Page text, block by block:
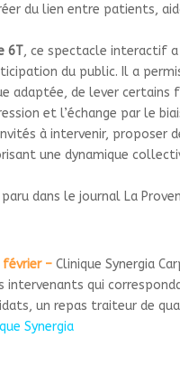
du lien entre patients,
6T, ce spectacle interactif
du public. Il a
adaptée, de lever certains
et l’échange par le
à intervenir, proposer
une dynamique
dans le journal La
février –Clinique Synergia
intervenants qui
un repas traiteur de
Synergia